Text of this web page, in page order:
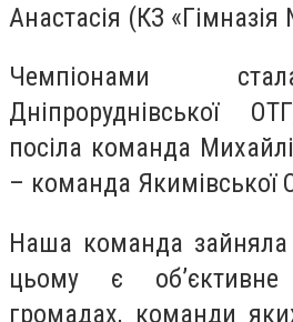
Анастасія (КЗ
Чемпіонами
Дніпроруднівської
посіла команда
– команда Якимівської
Наша команда зайняла
цьому є
громадах, команди